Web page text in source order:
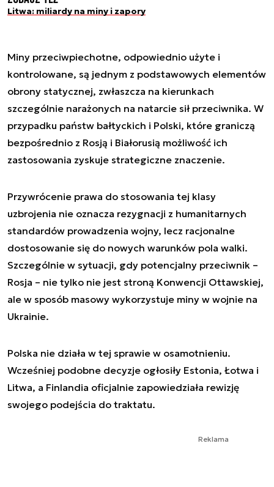
Litwa: miliardy na miny i zapory
Miny przeciwpiechotne, odpowiednio użyte i
kontrolowane, są jednym z podstawowych elementów
obrony statycznej, zwłaszcza na kierunkach
szczególnie narażonych na natarcie sił przeciwnika. W
przypadku państw bałtyckich i Polski, które graniczą
bezpośrednio z Rosją i Białorusią możliwość ich
zastosowania zyskuje strategiczne znaczenie.
Przywrócenie prawa do stosowania tej klasy
uzbrojenia nie oznacza rezygnacji z humanitarnych
standardów prowadzenia wojny, lecz racjonalne
dostosowanie się do nowych warunków pola walki.
Szczególnie w sytuacji, gdy potencjalny przeciwnik –
Rosja – nie tylko nie jest stroną Konwencji Ottawskiej,
ale w sposób masowy wykorzystuje miny w wojnie na
Ukrainie.
Polska nie działa w tej sprawie w osamotnieniu.
Wcześniej podobne decyzje ogłosiły Estonia, Łotwa i
Litwa, a Finlandia oficjalnie zapowiedziała rewizję
swojego podejścia do traktatu.
Reklama